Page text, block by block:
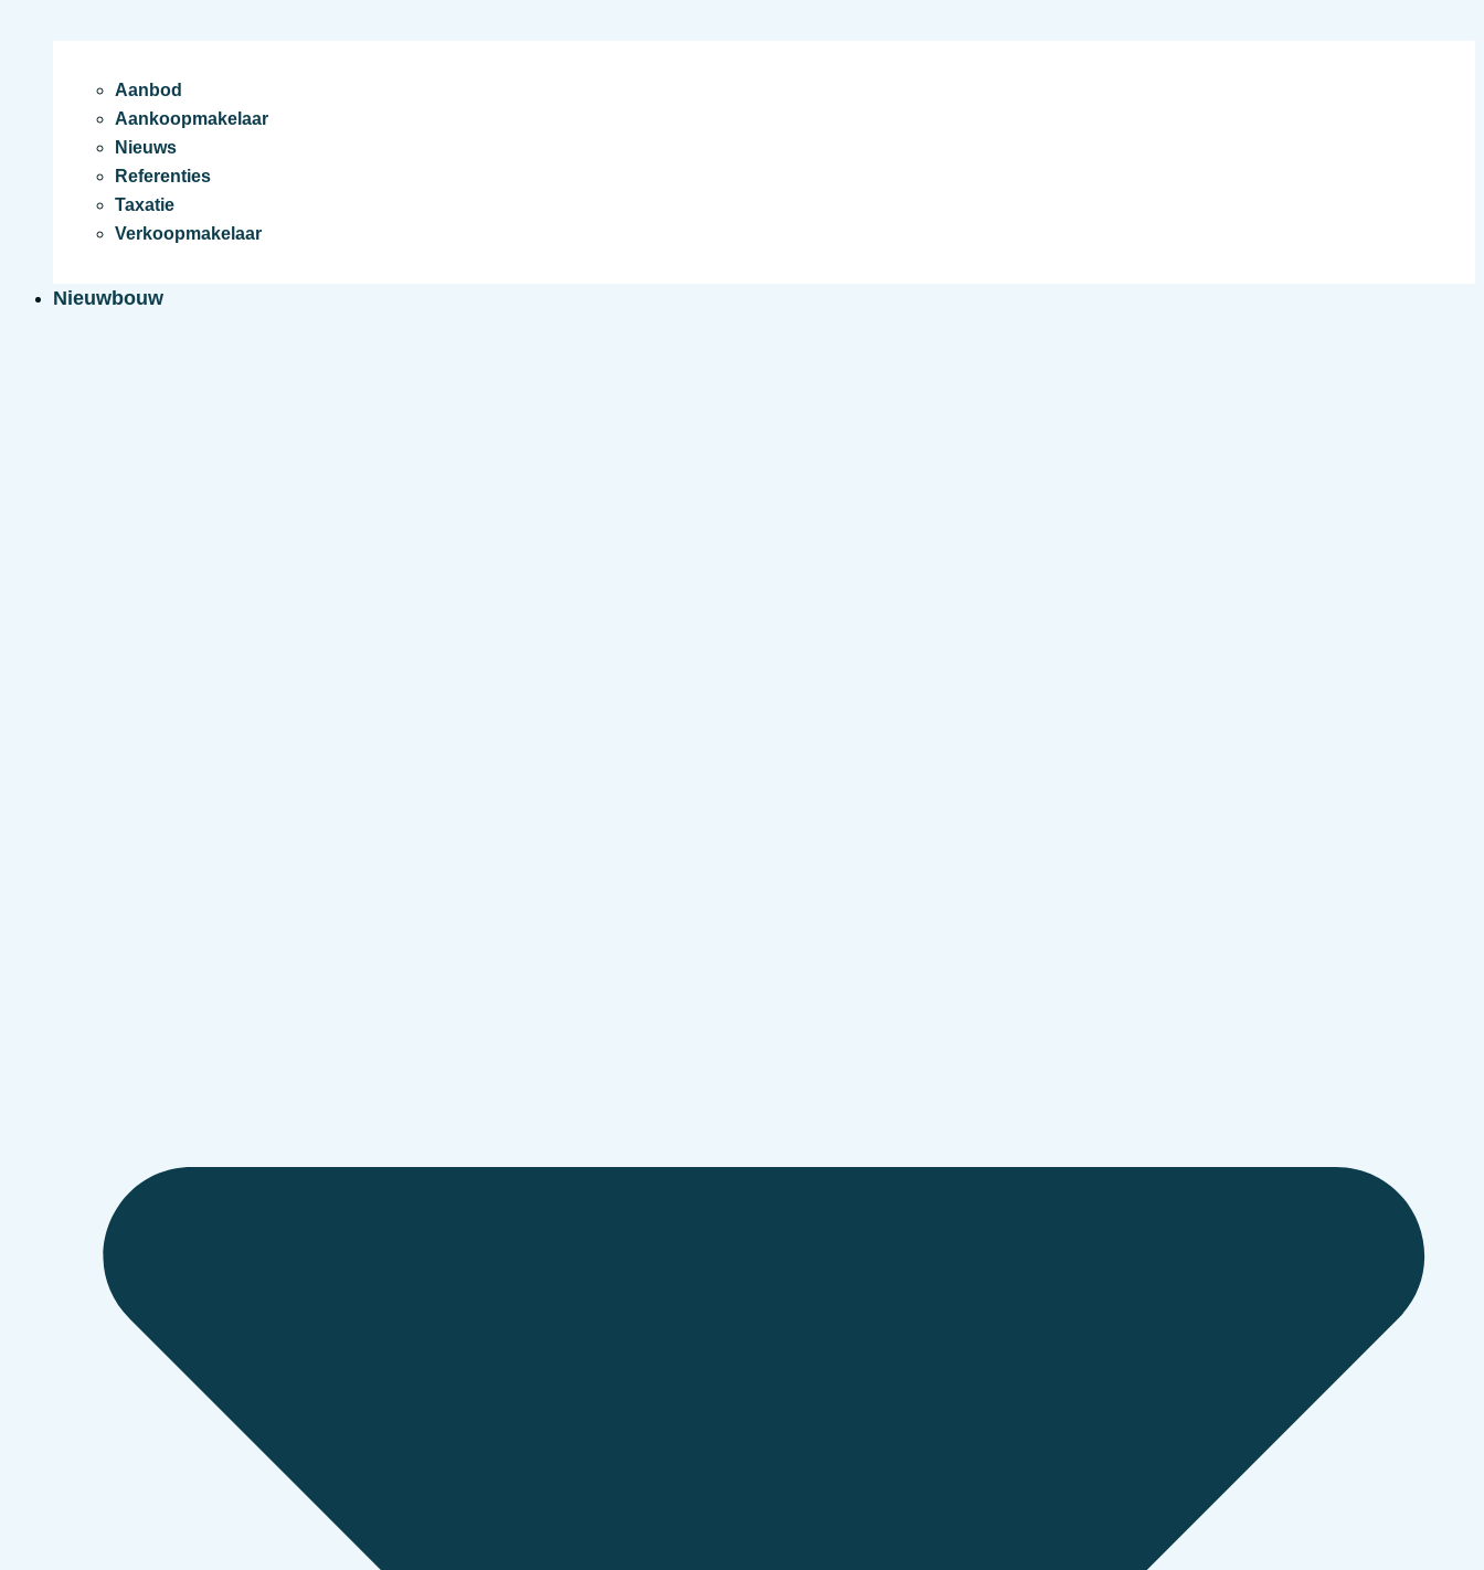
Aanbod
Aankoopmakelaar
Nieuws
Referenties
Taxatie
Verkoopmakelaar
Nieuwbouw